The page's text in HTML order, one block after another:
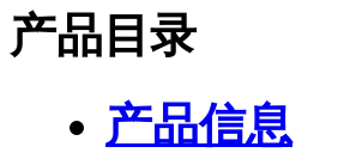
产品目录
产品信息